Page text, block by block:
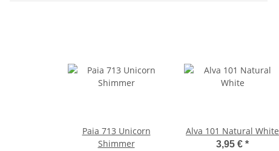
Paia 713 Unicorn
Shimmer
Alva 101 Natural White
3,95 € *